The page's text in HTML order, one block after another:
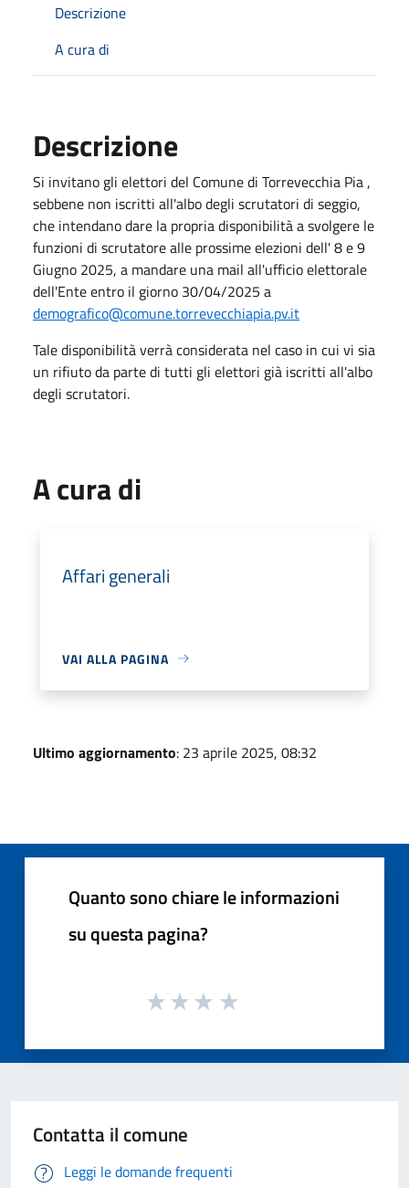
Descrizione
A cura di
Descrizione
Si invitano gli elettori del Comune di Torrevecchia Pia ,
sebbene non iscritti all'albo degli scrutatori di seggio,
che intendano dare la propria disponibilità a svolgere le
funzioni di scrutatore alle prossime elezioni dell' 8 e 9
Giugno 2025, a mandare una mail all'ufficio elettorale
dell'Ente entro il giorno 30/04/2025 a
demografico@comune.torrevecchiapia.pv.it
Tale disponibilità verrà considerata nel caso in cui vi sia
un rifiuto da parte di tutti gli elettori già iscritti all'albo
degli scrutatori.
A cura di
Affari generali
VAI ALLA PAGINA
Ultimo aggiornamento: 23 aprile 2025, 08:32
Quanto sono chiare le informazioni
su questa pagina?
Contatta il comune
Leggi le domande frequenti